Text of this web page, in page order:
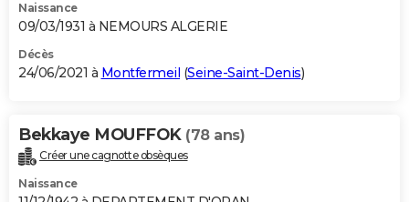
Naissance
09/03/1931 à NEMOURS ALGERIE
Décès
24/06/2021 à Montfermeil (Seine-Saint-Denis)
Bekkaye MOUFFOK (78 ans)
Créer une cagnotte obsèques
Naissance